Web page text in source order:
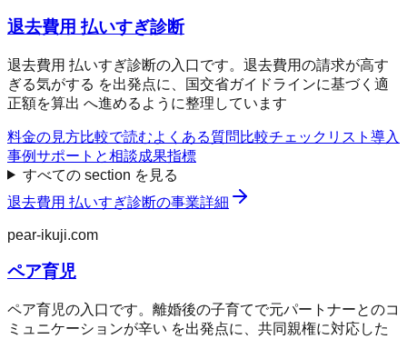
退去費用 払いすぎ診断
退去費用 払いすぎ診断の入口です。退去費用の請求が高す
ぎる気がする を出発点に、国交省ガイドラインに基づく適
正額を算出 へ進めるように整理しています
料金の見方比較で読むよくある質問 比較チェックリスト 導入
事例サポートと相談成果指標
すべての section を見る
退去費用 払いすぎ診断の事業詳細
pear-ikuji.com
ペア育児
ペア育児の入口です。離婚後の子育てで元パートナーとのコ
ミュニケーションが辛い を出発点に、共同親権に対応した